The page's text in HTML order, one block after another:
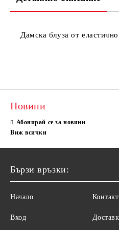
Дамска блуза от
Новини
Абонирай се за новини
Виж всички
Бързи връзки:
Начало
Вход
Контакт